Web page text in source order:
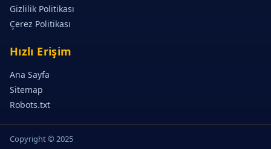
Gizlilik Politikası
Çerez Politikası
Hızlı Erişim
Ana Sayfa
Sitemap
Robots.txt
Copyright © 2025